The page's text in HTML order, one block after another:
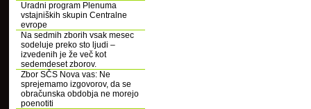
Uradni program Plenuma
vstajniških skupin Centralne
evrope
Na sedmih zborih vsak mesec
sodeluje preko sto ljudi –
izvedenih je že več kot
sedemdeset zborov.
Zbor SČS Nova vas: Ne
sprejemamo izgovorov, da se
obračunska obdobja ne morejo
poenotiti